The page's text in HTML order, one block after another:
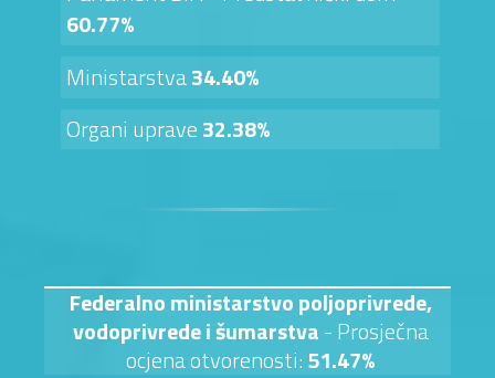
60.77%
Ministarstva34.40%
Organi uprave32.38%
Federalno ministarstvo poljoprivrede,
vodoprivrede i šumarstva- Prosječna
ocjena otvorenosti:51.47%